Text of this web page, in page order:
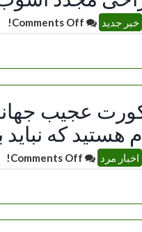
خبر جدید
عجیب
که نباید
اخبار مرد